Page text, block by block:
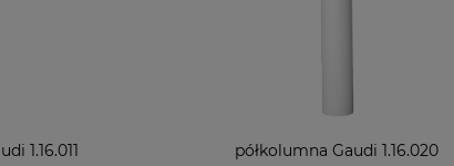
1.16.011 półkolumna Gaudi 1.16.020